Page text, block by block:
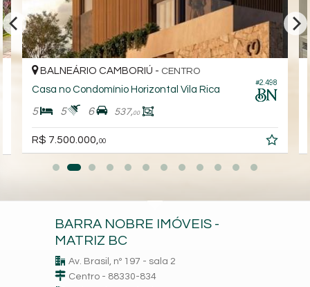
#2.498
BALNEÁRIO CAMBORIÚ - CENTRO
Casa no Condomínio Horizontal Vila Rica
5 5 6 537,00
R$ 7.500.000, 00
BARRA NOBRE IMÓVEIS -
MATRIZ BC
Av. Brasil, nº 197 - sala 2
Centro - 88330-834